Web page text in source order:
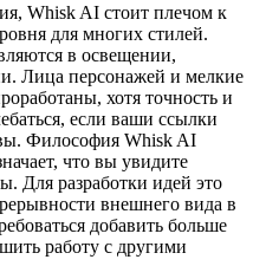
Whisk AI стоит плечом к
для многих стилей.
в освещении,
Лица персонажей и мелкие
хотя точность и
если ваши ссылки
Философия Whisk AI
что вы увидите
Для разработки идей это
внешнего вида в
добавить больше
работу с другими